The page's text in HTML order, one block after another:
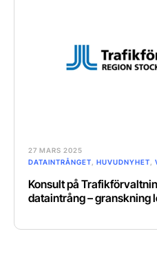
27 MARS 2025
DATAINTRÅNGET
HUVUDNYHET
Konsult på
dataintrång – granskning